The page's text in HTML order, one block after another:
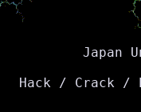
Japan
Hack / Crack /